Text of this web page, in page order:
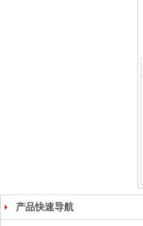
产品快速导航
二通式单向阀